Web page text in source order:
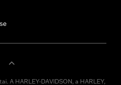
A HARLEY-DAVIDSON, a HARLEY,